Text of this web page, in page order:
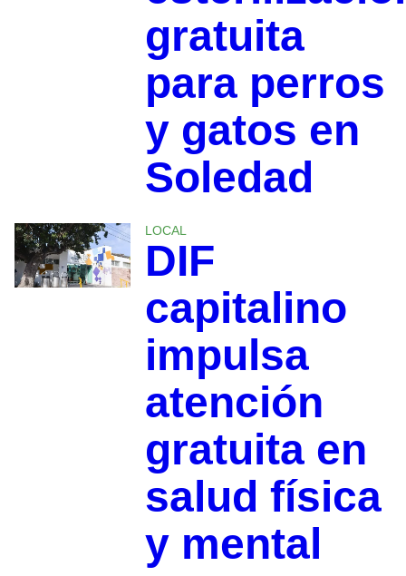
gratuita
para perros
y gatos en
Soledad
LOCAL
DIF
capitalino
impulsa
atención
gratuita en
salud física
y mental